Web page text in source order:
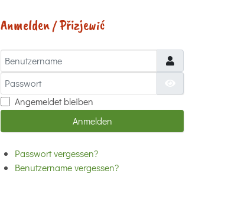
Anmelden / Přizjewić
Benutzername
Passwort
Angemeldet bleiben
Anmelden
Passwort vergessen?
Benutzername vergessen?